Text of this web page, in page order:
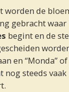
worden de
gebracht waar
begint en de
en “Monda”
nog steeds